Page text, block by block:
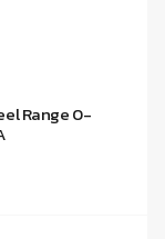
Range 0-